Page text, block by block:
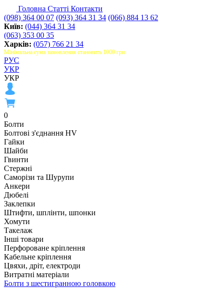
Головна Статті Контакти
(098) 364 00 07 (093) 364 31 34 (066) 884 13 62
Київ: (044) 364 31 34
(063) 353 00 35
Харків: (057) 766 21 34
Мінімальна сума замовлення становить 1000 грн
РУС
УКР
УКР
0
Болти
Болтові з'єднання HV
Гайки
Шайби
Гвинти
Стержні
Саморізи та Шурупи
Анкери
Дюбелі
Заклепки
Штифти, шплінти, шпонки
Хомути
Такелаж
Інші товари
Перфороване кріплення
Кабельне кріплення
Цвяхи, дріт, електроди
Витратні матеріали
Болти з шестигранною головкою